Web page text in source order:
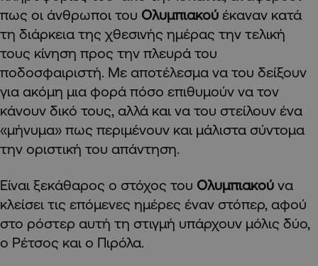
πως οι άνθρωποι του Ολυμπιακού έκαναν κατά
τη διάρκεια της χθεσινής ημέρας την τελική
τους κίνηση προς την πλευρά του
ποδοσφαιριστή. Με αποτέλεσμα να του δείξουν
για ακόμη μια φορά πόσο επιθυμούν να τον
κάνουν δικό τους, αλλά και να του στείλουν ένα
«μήνυμα» πως περιμένουν και μάλιστα σύντομα
την οριστική του απάντηση.
Είναι ξεκάθαρος ο στόχος του Ολυμπιακού να
κλείσει τις επόμενες ημέρες έναν στόπερ, αφού
στο ρόστερ αυτή τη στιγμή υπάρχουν μόλις δύο,
ο Ρέτσος και ο Πιρόλα.